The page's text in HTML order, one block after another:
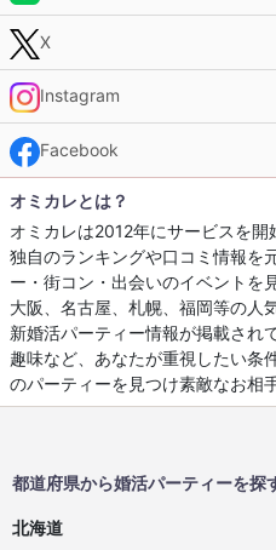
X
Instagram
Facebook
オミカレとは？
オミカレは2012年にサービスを開
独自のランキングや口コミ情報を
ー・街コン・出会いのイベントを
大阪、名古屋、札幌、福岡等の人
新婚活パーティー情報が掲載され
趣味など、あなたが重視したい条
のパーティーを見つけ素敵なお相
都道府県から婚活パーティーを探
北海道